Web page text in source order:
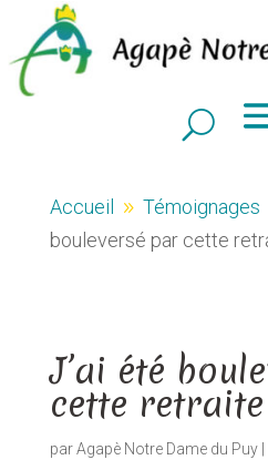
Accueil 9 Témoignages
bouleversé par cette
J’ai été
cette retraite
parAgapè Notre Dame du Puy|